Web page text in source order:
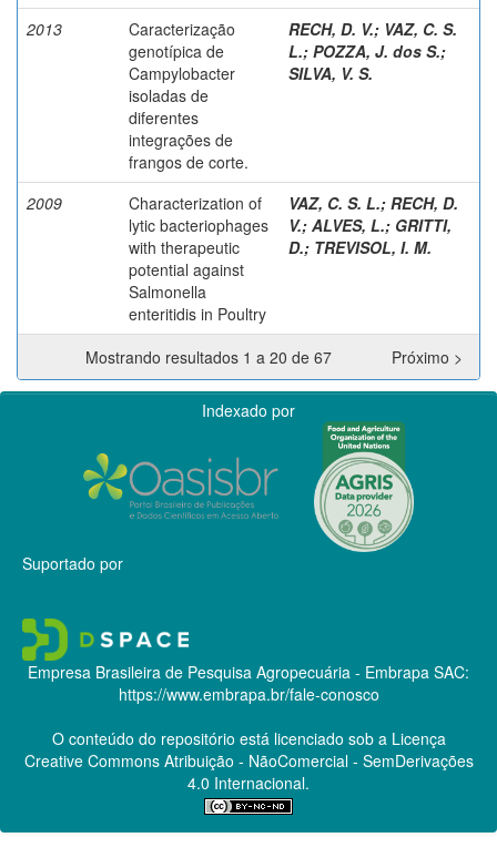
2013
Caracterização
genotípica de
Campylobacter
isoladas de
diferentes
integrações de
frangos de corte.
RECH, D. V.; VAZ, C. S.
L.; POZZA, J. dos S.;
SILVA, V. S.
2009
Characterization of
lytic bacteriophages
with therapeutic
potential against
Salmonella
enteritidis in Poultry
VAZ, C. S. L.; RECH, D.
V.; ALVES, L.; GRITTI,
D.; TREVISOL, I. M.
Mostrando resultados 1 a 20 de 67 Próximo >
Indexado por
Suportado por
Empresa Brasileira de Pesquisa Agropecuária - Embrapa SAC:
https://www.embrapa.br/fale-conosco
O conteúdo do repositório está licenciado sob a Licença
Creative CommonsAtribuição - NãoComercial - SemDerivações
4.0 Internacional.